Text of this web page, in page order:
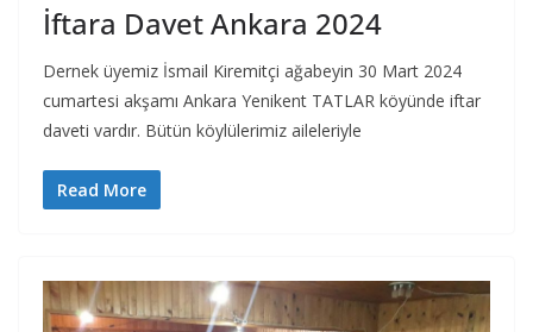
İftara Davet Ankara 2024
Dernek üyemiz İsmail Kiremitçi ağabeyin 30 Mart 2024
cumartesi akşamı Ankara Yenikent TATLAR köyünde iftar
daveti vardır. Bütün köylülerimiz aileleriyle
Read More